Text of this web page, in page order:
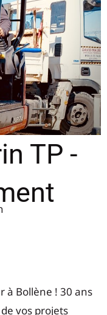
TP -
à Bollène ! 30 ans
vos projets